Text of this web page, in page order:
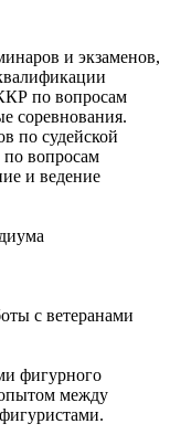
и экзаменов,
по вопросам
соревнования.
по судейской
вопросам
и ведение
с ветеранами
фигурного
опытом между